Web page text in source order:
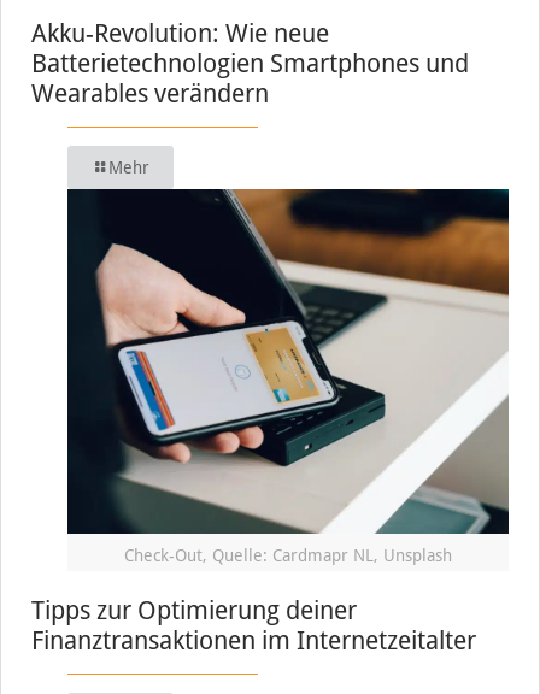
Akku-Revolution: Wie neue
Batterietechnologien Smartphones und
Wearables verändern
Mehr
Check-Out, Quelle: Cardmapr NL, Unsplash
Tipps zur Optimierung deiner
Finanztransaktionen im Internetzeitalter